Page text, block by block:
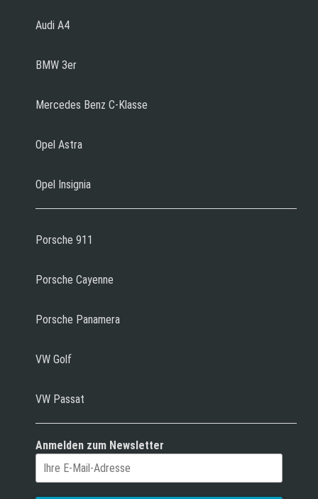
Audi A4
BMW 3er
Mercedes Benz C-Klasse
Opel Astra
Opel Insignia
Porsche 911
Porsche Cayenne
Porsche Panamera
VW Golf
VW Passat
Anmelden zum Newsletter